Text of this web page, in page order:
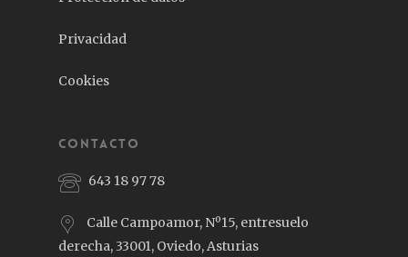
Privacidad
Cookies
CONTACTO
643 18 97 78
Calle Campoamor, Nº15, entresuelo
derecha, 33001, Oviedo, Asturias